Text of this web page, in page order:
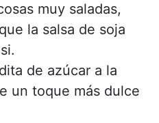
muy saladas,
la salsa de soja
de azúcar a la
un toque más dulce